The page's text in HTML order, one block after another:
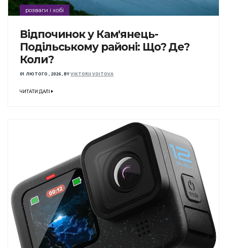
розваги і хобі
Відпочинок у Кам'янець-
Подільському районі: Що? Де?
Коли?
01 ЛЮТОГО , 2026,BYVIKTORIJ VOITOVA
ЧИТАТИ ДАЛІ